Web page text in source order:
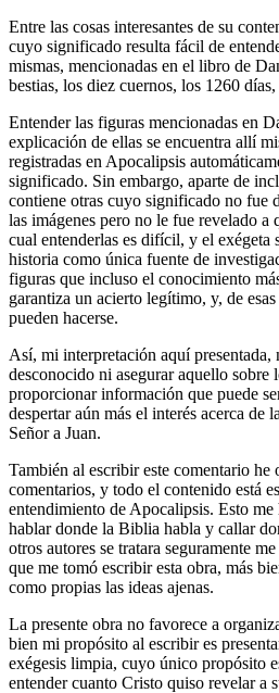
Entre las cosas interesantes de su
cuyo significado resulta fácil de
mismas, mencionadas en el libro de
bestias, los diez cuernos, los 1260
Entender las figuras mencionadas en
explicación de ellas se encuentra allí
registradas en Apocalipsis
significado. Sin embargo, aparte de
contiene otras cuyo significado no fue
las imágenes pero no le fue revelado a
cual entenderlas es difícil, y el exégeta
historia como única fuente de
figuras que incluso el conocimiento
garantiza un acierto legítimo, y, de
pueden hacerse.
Así, mi interpretación aquí presentada,
desconocido ni asegurar aquello sobre
proporcionar información que puede
despertar aún más el interés acerca de
Señor a Juan.
También al escribir este comentario
comentarios, y todo el contenido está
entendimiento de Apocalipsis. Esto
hablar donde la Biblia habla y callar
otros autores se tratara seguramente
que me tomó escribir esta obra, más
como propias las ideas ajenas.
La presente obra no favorece a
bien mi propósito al escribir es
exégesis limpia, cuyo único propósito
entender cuanto Cristo quiso revelar a